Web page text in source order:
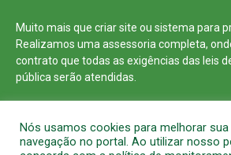
Muito mais que criar site ou sistema para
Realizamos uma assessoria completa,
contrato que todas as exigências das leis
pública serão atendidas.
Nós usamos cookies para melhorar sua
navegação no portal. Ao utilizar nosso